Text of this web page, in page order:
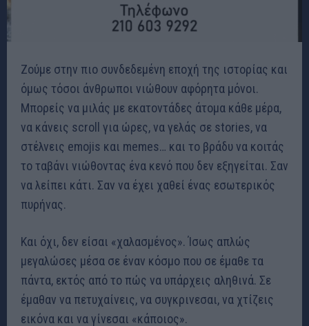
Ζούμε στην πιο συνδεδεμένη εποχή της ιστορίας και
όμως τόσοι άνθρωποι νιώθουν αφόρητα μόνοι.
Μπορείς να μιλάς με εκατοντάδες άτομα κάθε μέρα,
να κάνεις scroll για ώρες, να γελάς σε stories, να
στέλνεις emojis και memes… και το βράδυ να κοιτάς
το ταβάνι νιώθοντας ένα κενό που δεν εξηγείται. Σαν
να λείπει κάτι. Σαν να έχει χαθεί ένας εσωτερικός
πυρήνας.
Και όχι, δεν είσαι «χαλασμένος». Ίσως απλώς
μεγαλώσες μέσα σε έναν κόσμο που σε έμαθε τα
πάντα, εκτός από το πώς να υπάρχεις αληθινά. Σε
έμαθαν να πετυχαίνεις, να συγκρινεσαι, να χτίζεις
εικόνα και να γίνεσαι «κάποιος».